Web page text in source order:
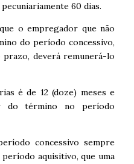
60 dias.
o empregador que não
do período concessivo,
deverá remunerá-lo
é de 12 (doze) meses e
término no período
concessivo sempre
aquisitivo, que uma